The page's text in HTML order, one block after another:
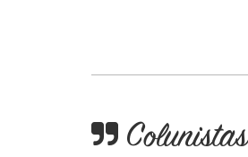
Colunistas